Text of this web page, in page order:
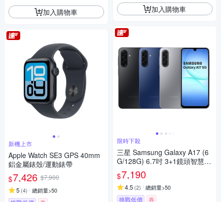
加入購物車
新機上市
Apple Watch SE3 GPS 40mm
鋁金屬錶殼/運動錶帶
$7,426 $7,900
5 (4) 總銷量>50
加入購物車
限時下殺
三星 Samsung Galaxy A17 (6
G/128G) 6.7吋 3+1鏡頭智慧手
機
$7,190
4.5 (2) 總銷量>50
挑戰低價 券